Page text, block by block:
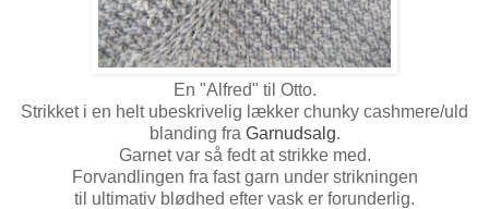
En "Alfred" til Otto.
Strikket i en helt ubeskrivelig lækker chunky cashmere/uld
blanding fra Garnudsalg.
Garnet var så fedt at strikke med.
Forvandlingen fra fast garn under strikningen
til ultimativ blødhed efter vask er forunderlig.